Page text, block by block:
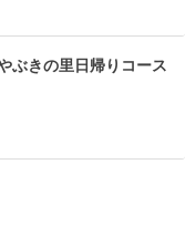
ぶきの里日帰りコース